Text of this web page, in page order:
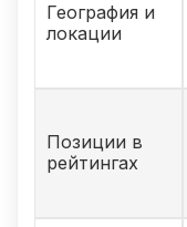
География и
локации
Позиции в
рейтингах